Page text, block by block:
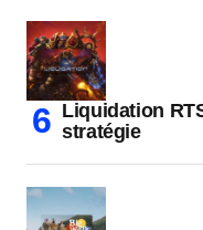
Liquidation
stratégie